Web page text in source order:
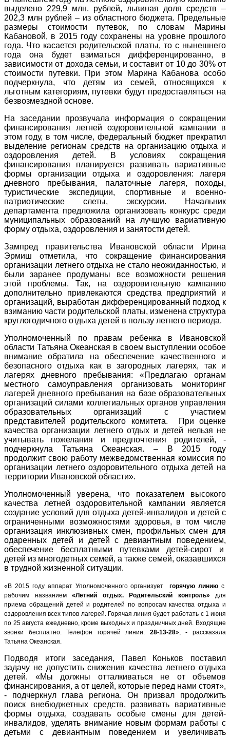
выделено 229,9 млн. рублей, львиная доля средств –
202,3 млн рублей – из областного бюджета. Предельные
размеры стоимости путевок, по словам Марины
Кабановой, в 2015 году сохранены на уровне прошлого
года. Что касается родительской платы, то с нынешнего
года она будет взиматься дифференцированно, в
зависимости от дохода семьи, и составит от 10 до 30% от
стоимости путевки. При этом Марина Кабанова особо
подчеркнула, что детям из семей, относящихся к
льготным категориям, путевки будут предоставляться на
безвозмездной основе.
На заседании прозвучала информация о сокращении
финансирования летней оздоровительной кампании в
этом году, в том числе, федеральный бюджет прекратил
выделение регионам средств на организацию отдыха и
оздоровления детей. В условиях сокращения
финансирования планируется развивать вариативные
формы организации отдыха и оздоровления: лагеря
дневного пребывания, палаточные лагеря, походы,
туристические экспедиции, спортивные и военно-
патриотические слеты, экскурсии. Начальник
департамента предложила организовать конкурс среди
муниципальных образований на лучшую вариативную
форму отдыха, оздоровления и занятости детей.
Зампред правительства Ивановской области Ирина
Эрмиш отметила, что сокращение финансирования
организации летнего отдыха не стало неожиданностью, и
были заранее продуманы все возможности решения
этой проблемы. Так, на оздоровительную кампанию
дополнительно привлекаются средства предприятий и
организаций, выработан дифференцированный подход к
взиманию части родительской платы, изменена структура
круглогодичного отдыха детей в пользу летнего периода.
Уполномоченный по правам ребенка в Ивановской
области Татьяна Океанская в своем выступлении особое
внимание обратила на обеспечение качественного и
безопасного отдыха как в загородных лагерях, так и
лагерях дневного пребывания: «Предлагаю органам
местного самоуправления организовать мониторинг
лагерей дневного пребывания на базе образовательных
организаций силами коллегиальных органов управления
образовательных организаций с участием
представителей родительского комитета. При оценке
качества организации летнего отдых и детей нельзя не
учитывать пожелания и предпочтения родителей, -
подчеркнула Татьяна Океанская. – В 2015 году
продолжит свою работу межведомственная комиссия по
организации летнего оздоровительного отдыха детей на
территории Ивановской области».
Уполномоченный уверена, что показателем высокого
качества летней оздоровительной кампании является
создание условий для отдыха детей-инвалидов и детей с
ограниченными возможностями здоровья, в том числе
организация инклюзивных смен, профильных смен для
одаренных детей и детей с девиантным поведением,
обеспечение бесплатными путевками детей-сирот и
детей из многодетных семей, а также семей, оказавшихся
в трудной жизненной ситуации.
«В 2015 году аппарат Уполномоченного организует горячую линию с
рабочим названием «Летний отдых. Родительский контроль» для
приема обращений детей и родителей по вопросам качества отдыха и
оздоровления всех типов лагерей. Горячая линия будет работать с 1 июня
по 25 августа ежедневно, кроме выходных и праздничных дней. Входящие
звонки бесплатно. Телефон горячей линии: 28-13-28», - рассказала
Татьяна Океанская.
Подводя итоги заседания, Павел Коньков поставил
задачу не допустить снижения качества летнего отдыха
детей. «Мы должны отталкиваться не от объемов
финансирования, а от целей, которые перед нами стоят»,
- подчеркнул глава региона. Он призвал продолжить
поиск внебюджетных средств, развивать вариативные
формы отдыха, создавать особые смены для детей-
инвалидов, уделять внимание новым формам работы с
детьми с девиантным поведением и увеличивать